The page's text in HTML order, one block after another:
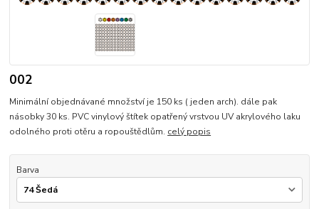
002
Minimální objednávané množství je 150 ks ( jeden arch). dále pak
násobky 30 ks. PVC vinylový štítek opatřený vrstvou UV akrylového laku
odolného proti otěru a ropouštědlům. celý popis
Barva